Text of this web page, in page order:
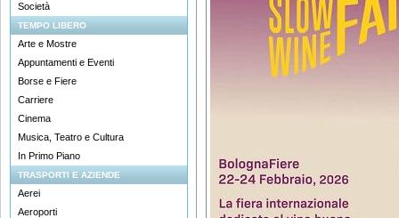
Società
TEMPO LIBERO
Arte e Mostre
Appuntamenti e Eventi
Borse e Fiere
Carriere
Cinema
Musica, Teatro e Cultura
In Primo Piano
TRASPORTI E AZIENDE
Aerei
Aeroporti